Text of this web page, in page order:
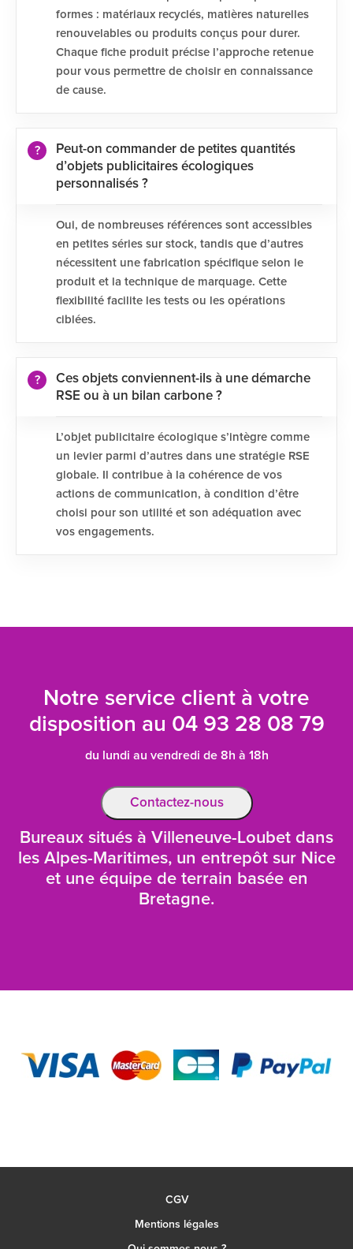
formes : matériaux recyclés, matières naturelles
renouvelables ou produits conçus pour durer.
Chaque fiche produit précise l’approche retenue
pour vous permettre de choisir en connaissance
de cause.
Peut-on commander de petites quantités
d’objets publicitaires écologiques
personnalisés ?
Oui, de nombreuses références sont accessibles
en petites séries sur stock, tandis que d’autres
nécessitent une fabrication spécifique selon le
produit et la technique de marquage. Cette
flexibilité facilite les tests ou les opérations
ciblées.
Ces objets conviennent-ils à une démarche
RSE ou à un bilan carbone ?
L’objet publicitaire écologique s’intègre comme
un levier parmi d’autres dans une stratégie RSE
globale. Il contribue à la cohérence de vos
actions de communication, à condition d’être
choisi pour son utilité et son adéquation avec
vos engagements.
Notre service client à votre
disposition au 04 93 28 08 79
du lundi au vendredi de 8h à 18h
Contactez-nous
Bureaux situés à Villeneuve-Loubet dans
les Alpes-Maritimes, un entrepôt sur Nice
et une équipe de terrain basée en
Bretagne.
CGV
Mentions légales